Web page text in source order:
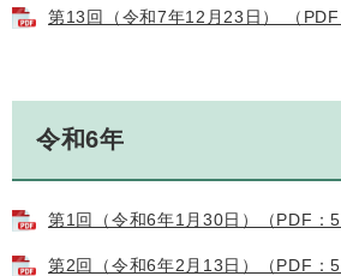
第13回（令和7年12月23日） （PDF
令和6年
第1回（令和6年1月30日）（PDF：
第2回（令和6年2月13日）（PDF：